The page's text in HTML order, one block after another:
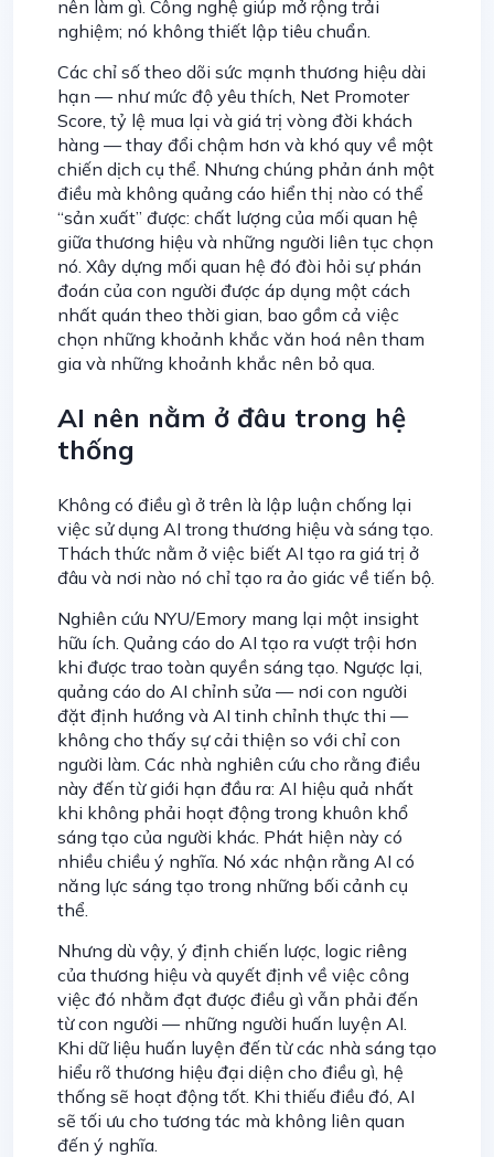
nên làm gì. Công nghệ giúp mở rộng trải
nghiệm; nó không thiết lập tiêu chuẩn.
Các chỉ số theo dõi sức mạnh thương hiệu dài
hạn — như mức độ yêu thích, Net Promoter
Score, tỷ lệ mua lại và giá trị vòng đời khách
hàng — thay đổi chậm hơn và khó quy về một
chiến dịch cụ thể. Nhưng chúng phản ánh một
điều mà không quảng cáo hiển thị nào có thể
“sản xuất” được: chất lượng của mối quan hệ
giữa thương hiệu và những người liên tục chọn
nó. Xây dựng mối quan hệ đó đòi hỏi sự phán
đoán của con người được áp dụng một cách
nhất quán theo thời gian, bao gồm cả việc
chọn những khoảnh khắc văn hoá nên tham
gia và những khoảnh khắc nên bỏ qua.
AI nên nằm ở đâu trong hệ
thống
Không có điều gì ở trên là lập luận chống lại
việc sử dụng AI trong thương hiệu và sáng tạo.
Thách thức nằm ở việc biết AI tạo ra giá trị ở
đâu và nơi nào nó chỉ tạo ra ảo giác về tiến bộ.
Nghiên cứu NYU/Emory mang lại một insight
hữu ích. Quảng cáo do AI tạo ra vượt trội hơn
khi được trao toàn quyền sáng tạo. Ngược lại,
quảng cáo do AI chỉnh sửa — nơi con người
đặt định hướng và AI tinh chỉnh thực thi —
không cho thấy sự cải thiện so với chỉ con
người làm. Các nhà nghiên cứu cho rằng điều
này đến từ giới hạn đầu ra: AI hiệu quả nhất
khi không phải hoạt động trong khuôn khổ
sáng tạo của người khác. Phát hiện này có
nhiều chiều ý nghĩa. Nó xác nhận rằng AI có
năng lực sáng tạo trong những bối cảnh cụ
thể.
Nhưng dù vậy, ý định chiến lược, logic riêng
của thương hiệu và quyết định về việc công
việc đó nhằm đạt được điều gì vẫn phải đến
từ con người — những người huấn luyện AI.
Khi dữ liệu huấn luyện đến từ các nhà sáng tạo
hiểu rõ thương hiệu đại diện cho điều gì, hệ
thống sẽ hoạt động tốt. Khi thiếu điều đó, AI
sẽ tối ưu cho tương tác mà không liên quan
đến ý nghĩa.